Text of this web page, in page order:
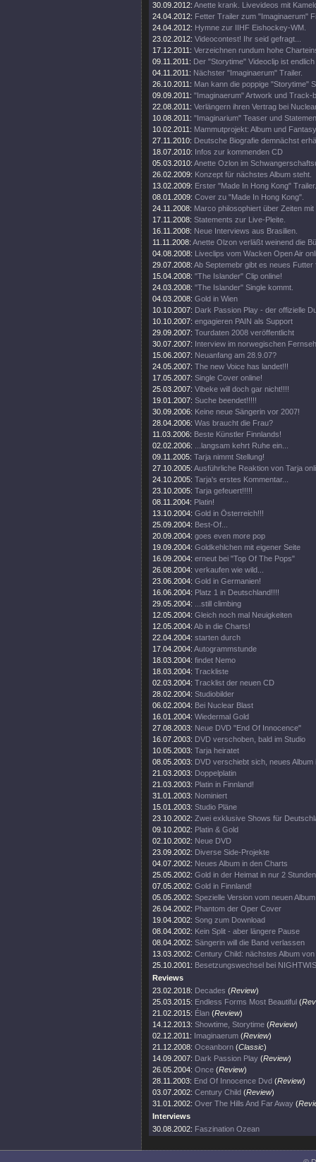
30.09.2012: Anette krank. Livevideos mit
24.04.2012: Fetter Trailer zum "Imaginaerum"
24.04.2012: Hymne zur IIHF Eishockey-WM.
23.02.2012: Videocontest! Ihr seid gefragt...
17.12.2011: Verzeichnen rundum hohe
09.11.2011: Der "Storytime" Videoclip ist endlich
04.11.2011: Nächster "Imaginaerum" Trailer.
26.10.2011: Man kann die poppige "Storytime"
09.09.2011: "Imaginaerum" Artwork und Track-
22.08.2011: Verlängern ihren Vertrag bei
10.08.2011: "Imaginarium" Teaser und
10.02.2011: Mammutprojekt: Album und
27.11.2010: Deutsche Biografie demnächst
18.07.2010: Infos zur kommenden CD
05.03.2010: Anette Ozlon im
26.02.2009: Konzept für nächstes Album steht.
13.02.2009: Erster "Made In Hong Kong" Trailer.
08.01.2009: Cover zu "Made In Hong Kong".
24.11.2008: Marco philosophiert über Zeiten mit
17.11.2008: Statements zur Live-Pleite.
16.11.2008: Neue Interviews aus Brasilien.
11.11.2008: Anette Olzon verläßt weinend die
04.08.2008: Liveclips vom Wacken Open Air
29.07.2008: Ab Septemebr gibt es neues Futter
15.04.2008: "The Islander" Clip online!
24.03.2008: "The Islander" Single kommt.
04.03.2008: Gold in Wien
10.10.2007: Dark Passion Play - der offizielle
10.10.2007: engagieren PAIN als Support
29.09.2007: Tourdaten 2008 veröffentlicht
30.07.2007: Interview im norwegischen
15.06.2007: Neuanfang am 28.9.07?
24.05.2007: The new Voice has landet!!!
17.05.2007: Single Cover online!
25.03.2007: Vibeke will doch gar nicht!!!!
19.01.2007: Suche beendet!!!!!
30.09.2006: Keine neue Sängerin vor 2007!
28.04.2006: Was braucht die Frau?
11.03.2006: Beste Künstler Finnlands!
02.02.2006:
...langsam kehrt Ruhe ein...
09.11.2005: Tarja nimmt Stellung!
27.10.2005: Ausführliche Reaktion von Tarja
24.10.2005: Tarja's erstes Kommentar...
23.10.2005: Tarja gefeuert!!!!!
08.11.2004: Platin!
13.10.2004: Gold in Österreich!!!
25.09.2004: Best-Of...
20.09.2004: goes even more pop
19.09.2004: Goldkehlchen mit eigener Seite
16.09.2004: erneut bei "Top Of The Pops"
26.08.2004: verkaufen wie wild...
23.06.2004: Gold in Germanien!
16.06.2004: Platz 1 in Deutschland!!!!
29.05.2004:
...still climbing
12.05.2004: Gleich noch mal Neuigkeiten
12.05.2004: Ab in die Charts!
22.04.2004: starten durch
17.04.2004: Autogrammstunde
18.03.2004: findet Nemo
18.03.2004: Trackliste
02.03.2004: Tracklist der neuen CD
28.02.2004: Studiobilder
06.02.2004: Bei Nuclear Blast
16.01.2004: Wiedermal Gold
27.08.2003: Neue DVD "End Of Innocence"
16.07.2003: DVD verschoben, bald im Studio
10.05.2003: Tarja heiratet
08.05.2003: DVD verschiebt sich, neues Album
21.03.2003: Doppelplatin
21.03.2003: Platin in Finnland!
31.01.2003: Nominiert
15.01.2003: Studio Pläne
23.10.2002: Zwei exklusive Shows für
09.10.2002: Platin & Gold
02.10.2002: Neue DVD
23.09.2002: Diverse Side-Projekte
04.07.2002: Neues Album in den Charts
25.05.2002: Gold in der Heimat in nur 2 Stunden
07.05.2002: Gold in Finnland!
05.05.2002: Spezielle Version vom neuen Album
26.04.2002: Phantom der Oper Cover
19.04.2002: Song zum Download
08.04.2002: Kein Split - aber längere Pause
08.04.2002: Sängerin will die Band verlassen
13.03.2002: Century Child: nächstes Album
25.10.2001: Besetzungswechsel bei
Reviews
23.02.2018: Decades (Review)
25.03.2015: Endless Forms Most Beautiful (
21.02.2015: Élan (Review)
14.12.2013: Showtime, Storytime (Review)
02.12.2011: Imaginaerum (Review)
21.12.2008: Oceanborn (Classic)
14.09.2007: Dark Passion Play (Review)
26.05.2004: Once (Review)
28.11.2003: End Of Innocence Dvd (Review)
03.07.2002: Century Child (Review)
31.01.2002: Over The Hills And Far Away (
Interviews
30.08.2002: Faszination Ozean